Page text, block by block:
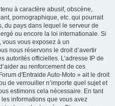
à caractère abusif, obscène,
pornographique, etc. qui pourrait
du pays dans lequel le serveur de
ou encore la loi internationale. Si
vous exposez à un
nous réservons le droit d’avertir
autorités officielles. L’adresse IP de
au renforcement de ces
d'Entraide Auto-Moto » ait le droit
de verrouiller n’importe quel sujet et
estimons cela nécessaire. En tant
informations que vous avez